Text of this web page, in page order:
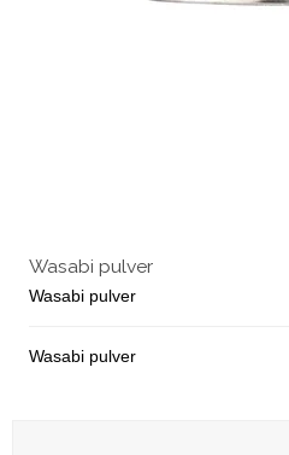
Wasabi pulver
Wasabi pulver
Wasabi pulver